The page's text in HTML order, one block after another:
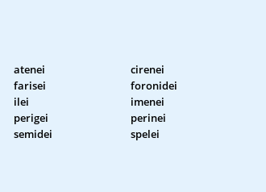
atenei
cirenei
farisei
foronidei
ilei
imenei
perigei
perinei
semidei spelei